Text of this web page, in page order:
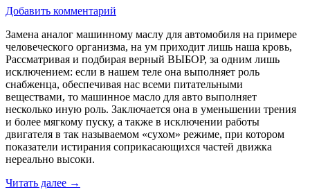
Добавить комментарий
Замена аналог машинному маслу для автомобиля на примере
человеческого организма, на ум приходит лишь наша кровь,
Рассматривая и подбирая верный ВЫБОР, за одним лишь
исключением: если в нашем теле она выполняет роль
снабженца, обеспечивая нас всеми питательными
веществами, то машинное масло для авто выполняет
несколько иную роль. Заключается она в уменьшении трения
и более мягкому пуску, а также в исключении работы
двигателя в так называемом «сухом» режиме, при котором
показатели истирания соприкасающихся частей движка
нереально высоки.
Читать далее →